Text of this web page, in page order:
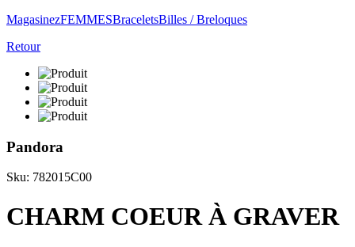
MagasinezFEMMESBraceletsBilles / Breloques
Retour
Pandora
Sku: 782015C00
CHARM COEUR À GRAVER